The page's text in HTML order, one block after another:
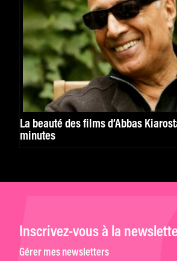
La beauté des films d’Abbas
minutes
Inscrivez-vous à la
Gérer mes newsletters